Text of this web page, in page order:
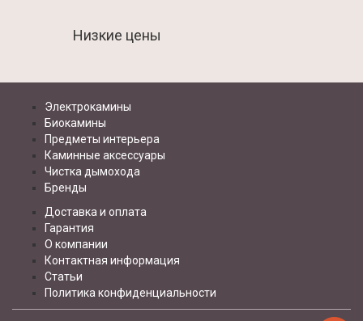
Низкие цены
Электрокамины
Биокамины
Предметы интерьера
Каминные аксессуары
Чистка дымохода
Бренды
Доставка и оплата
Гарантия
О компании
Контактная информация
Статьи
Политика конфиденциальности